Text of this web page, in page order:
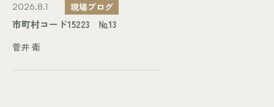
2026.8.1 現場ブログ
市町村コード15223 №13
菅井 衛